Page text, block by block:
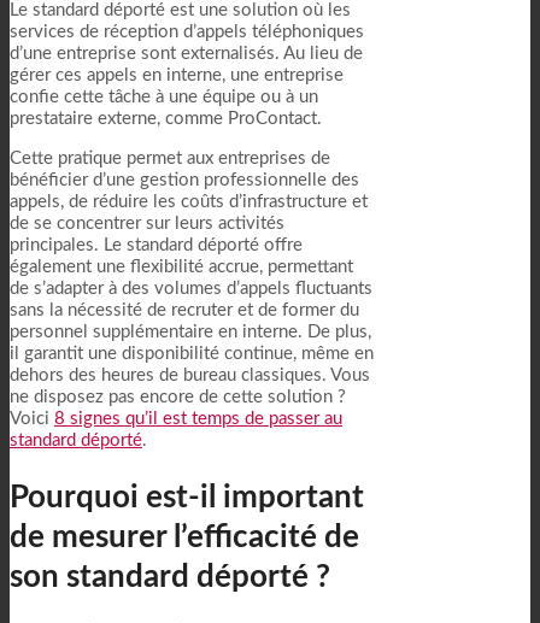
Le standard déporté est une solution où les
services de réception d’appels téléphoniques
d’une entreprise sont externalisés. Au lieu de
gérer ces appels en interne, une entreprise
confie cette tâche à une équipe ou à un
prestataire externe, comme ProContact.
Cette pratique permet aux entreprises de
bénéficier d’une gestion professionnelle des
appels, de réduire les coûts d’infrastructure et
de se concentrer sur leurs activités
principales. Le standard déporté offre
également une flexibilité accrue, permettant
de s’adapter à des volumes d’appels fluctuants
sans la nécessité de recruter et de former du
personnel supplémentaire en interne. De plus,
il garantit une disponibilité continue, même en
dehors des heures de bureau classiques. Vous
ne disposez pas encore de cette solution ?
Voici 8 signes qu’il est temps de passer au
standard déporté.
Pourquoi est-il important
de mesurer l’efficacité de
son standard déporté ?